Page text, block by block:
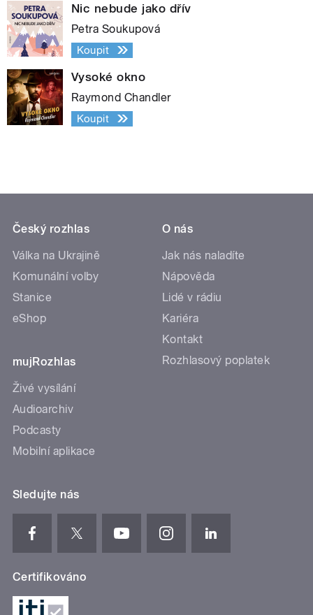
Nic nebude jako dřív
Petra Soukupová
Koupit
Vysoké okno
Raymond Chandler
Koupit
Český rozhlas
Válka na Ukrajině
Komunální volby
Stanice
eShop
mujRozhlas
Živé vysílání
Audioarchiv
Podcasty
Mobilní aplikace
O nás
Jak nás naladíte
Nápověda
Lidé v rádiu
Kariéra
Kontakt
Rozhlasový poplatek
Sledujte nás
Certifikováno